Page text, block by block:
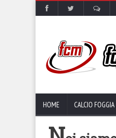
HOME CALCIO